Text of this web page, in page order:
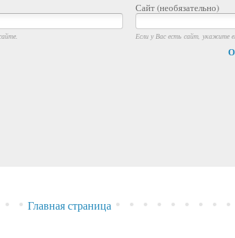
Сайт (необязательно)
Если у Вас есть сайт, укажите
Главная страница